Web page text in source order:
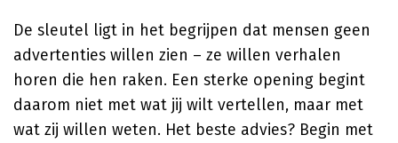
De sleutel ligt in het begrijpen dat mensen geen
advertenties willen zien – ze willen verhalen
horen die hen raken. Een sterke opening begint
daarom niet met wat jij wilt vertellen, maar met
wat zij willen weten. Het beste advies? Begin met